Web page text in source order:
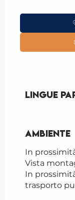
Lingue
Lingue
Ambiente
Ambiente
In
Vista
In
trasporto